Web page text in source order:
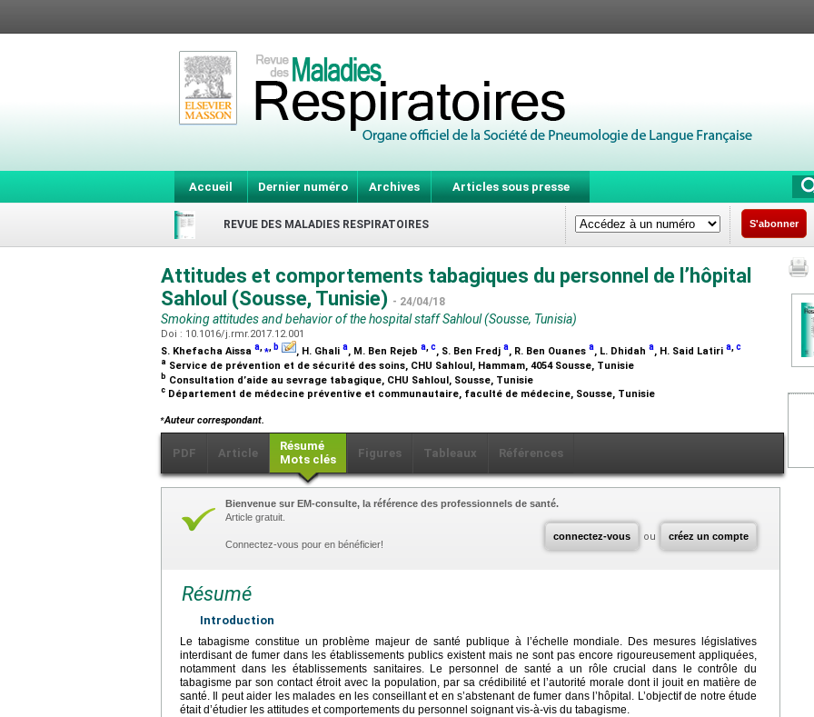
Accueil Dernier numéro Archives Articles sous presse
REVUE DES MALADIES RESPIRATOIRES S'abonner
Attitudes et comportements tabagiques du personnel de l’hôpital
Sahloul (Sousse, Tunisie) - 24/04/18
Smoking attitudes and behavior of the hospital staff Sahloul (Sousse, Tunisia)
Doi : 10.1016/j.rmr.2017.12.001
S. Khefacha Aissa a,⁎, b , H. Ghali a, M. Ben Rejeb a,c, S. Ben Fredj a, R. Ben Ouanes a, L. Dhidah a, H. Said Latiri a,c
a Service de prévention et de sécurité des soins, CHU Sahloul, Hammam, 4054 Sousse, Tunisie
b Consultation d’aide au sevrage tabagique, CHU Sahloul, Sousse, Tunisie
c Département de médecine préventive et communautaire, faculté de médecine, Sousse, Tunisie
⁎Auteur correspondant.
PDF Article
Résumé
Mots clés
Figures Tableaux Références
connectez-vous ou créez un compte
Bienvenue sur EM-consulte, la référence des professionnels de santé.
Article gratuit.
Connectez-vous pour en bénéficier!
Résumé
Introduction
Le tabagisme constitue un problème majeur de santé publique à l’échelle mondiale. Des mesures législatives
interdisant de fumer dans les établissements publics existent mais ne sont pas encore rigoureusement appliquées,
notamment dans les établissements sanitaires. Le personnel de santé a un rôle crucial dans le contrôle du
tabagisme par son contact étroit avec la population, par sa crédibilité et l’autorité morale dont il jouit en matière de
santé. Il peut aider les malades en les conseillant et en s’abstenant de fumer dans l’hôpital. L’objectif de notre étude
était d’étudier les attitudes et comportements du personnel soignant vis-à-vis du tabagisme.